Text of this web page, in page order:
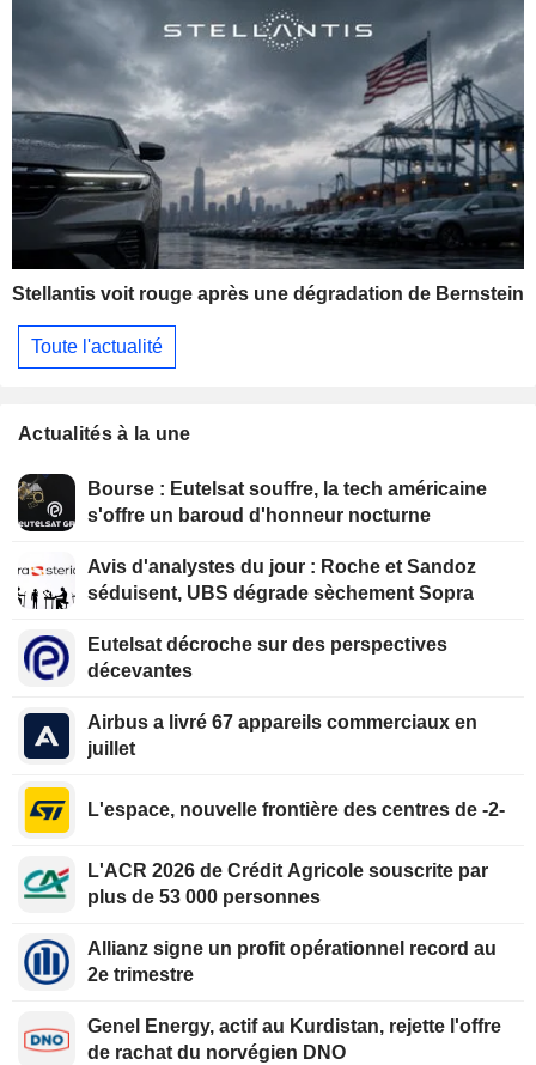
Stellantis voit rouge après une dégradation de Bernstein
Toute l'actualité
Actualités à la une
Bourse : Eutelsat souffre, la tech américaine
s'offre un baroud d'honneur nocturne
Avis d'analystes du jour : Roche et Sandoz
séduisent, UBS dégrade sèchement Sopra
Eutelsat décroche sur des perspectives
décevantes
Airbus a livré 67 appareils commerciaux en
juillet
L'espace, nouvelle frontière des centres de -2-
L'ACR 2026 de Crédit Agricole souscrite par
plus de 53 000 personnes
Allianz signe un profit opérationnel record au
2e trimestre
Genel Energy, actif au Kurdistan, rejette l'offre
de rachat du norvégien DNO